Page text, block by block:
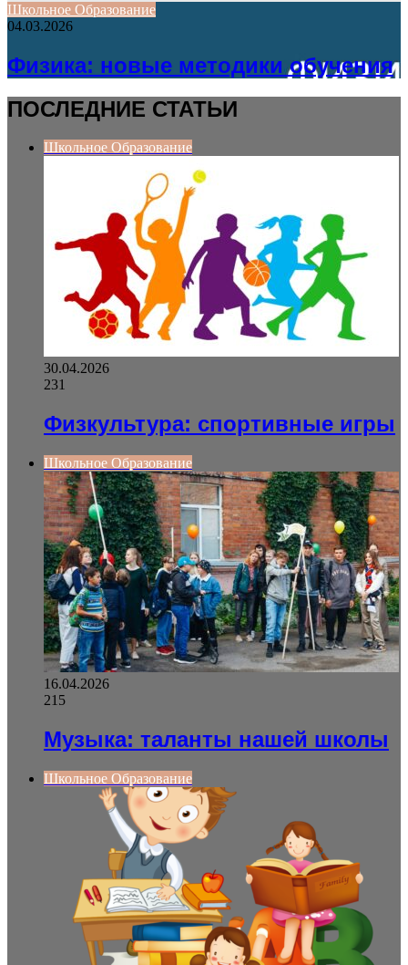
Школьное Образование
04.03.2026
Физика: новые методики обучения
ПОСЛЕДНИЕ СТАТЬИ
Школьное Образование
30.04.2026
231
Физкультура: спортивные игры
Школьное Образование
16.04.2026
215
Музыка: таланты нашей школы
Школьное Образование